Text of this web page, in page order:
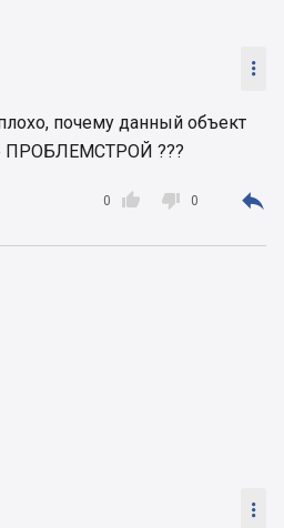

почему данный объект
ПРОБЛЕМСТРОЙ ???

0  0 
